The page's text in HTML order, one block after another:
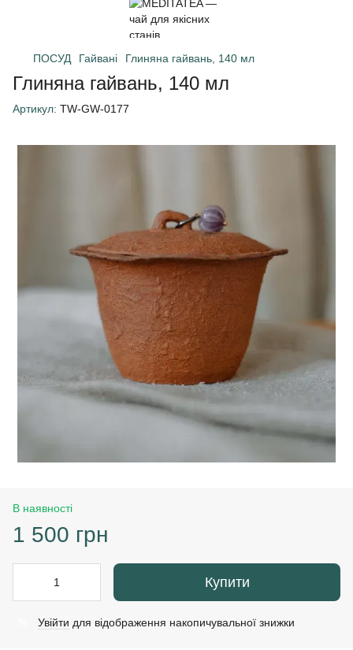
ПОСУД Гайвані Глиняна гайвань, 140 мл
Глиняна гайвань, 140 мл
Артикул: TW-GW-0177
В наявності
1 500 грн
Купити
Увійти для відображення накопичувальної знижки